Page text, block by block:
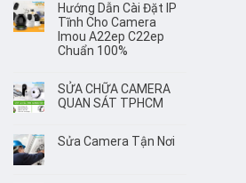
Hướng Dẫn Cài Đặt IP
Tĩnh Cho Camera
Imou A22ep C22ep
Chuẩn 100%
SỬA CHỮA CAMERA
QUAN SÁT TPHCM
Sửa Camera Tận Nơi